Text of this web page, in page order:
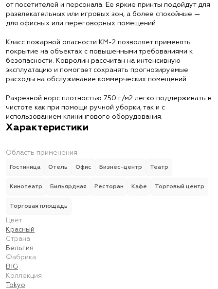
от посетителей и персонала. Ее яркие принты подойдут для
развлекательных или игровых зон, а более спокойные —
для офисных или переговорных помещений.
Класс пожарной опасности КМ-2 позволяет применять
покрытие на объектах с повышенными требованиями к
безопасности. Ковролин рассчитан на интенсивную
эксплуатацию и помогает сохранять прогнозируемые
расходы на обслуживание коммерческих помещений.
Разрезной ворс плотностью 750 г/м2 легко поддерживать в
чистоте как при помощи ручной уборки, так и с
использованием клинингового оборудования.
Характеристики
Область применения
Гостиница Отель Офис Бизнес-центр Театр
Кинотеатр Бильярдная Ресторан Кафе Торговый центр
Торговая площадь
Цвет
Красный
Страна
Бельгия
Фабрика
BIG
Коллекция
Tokyo